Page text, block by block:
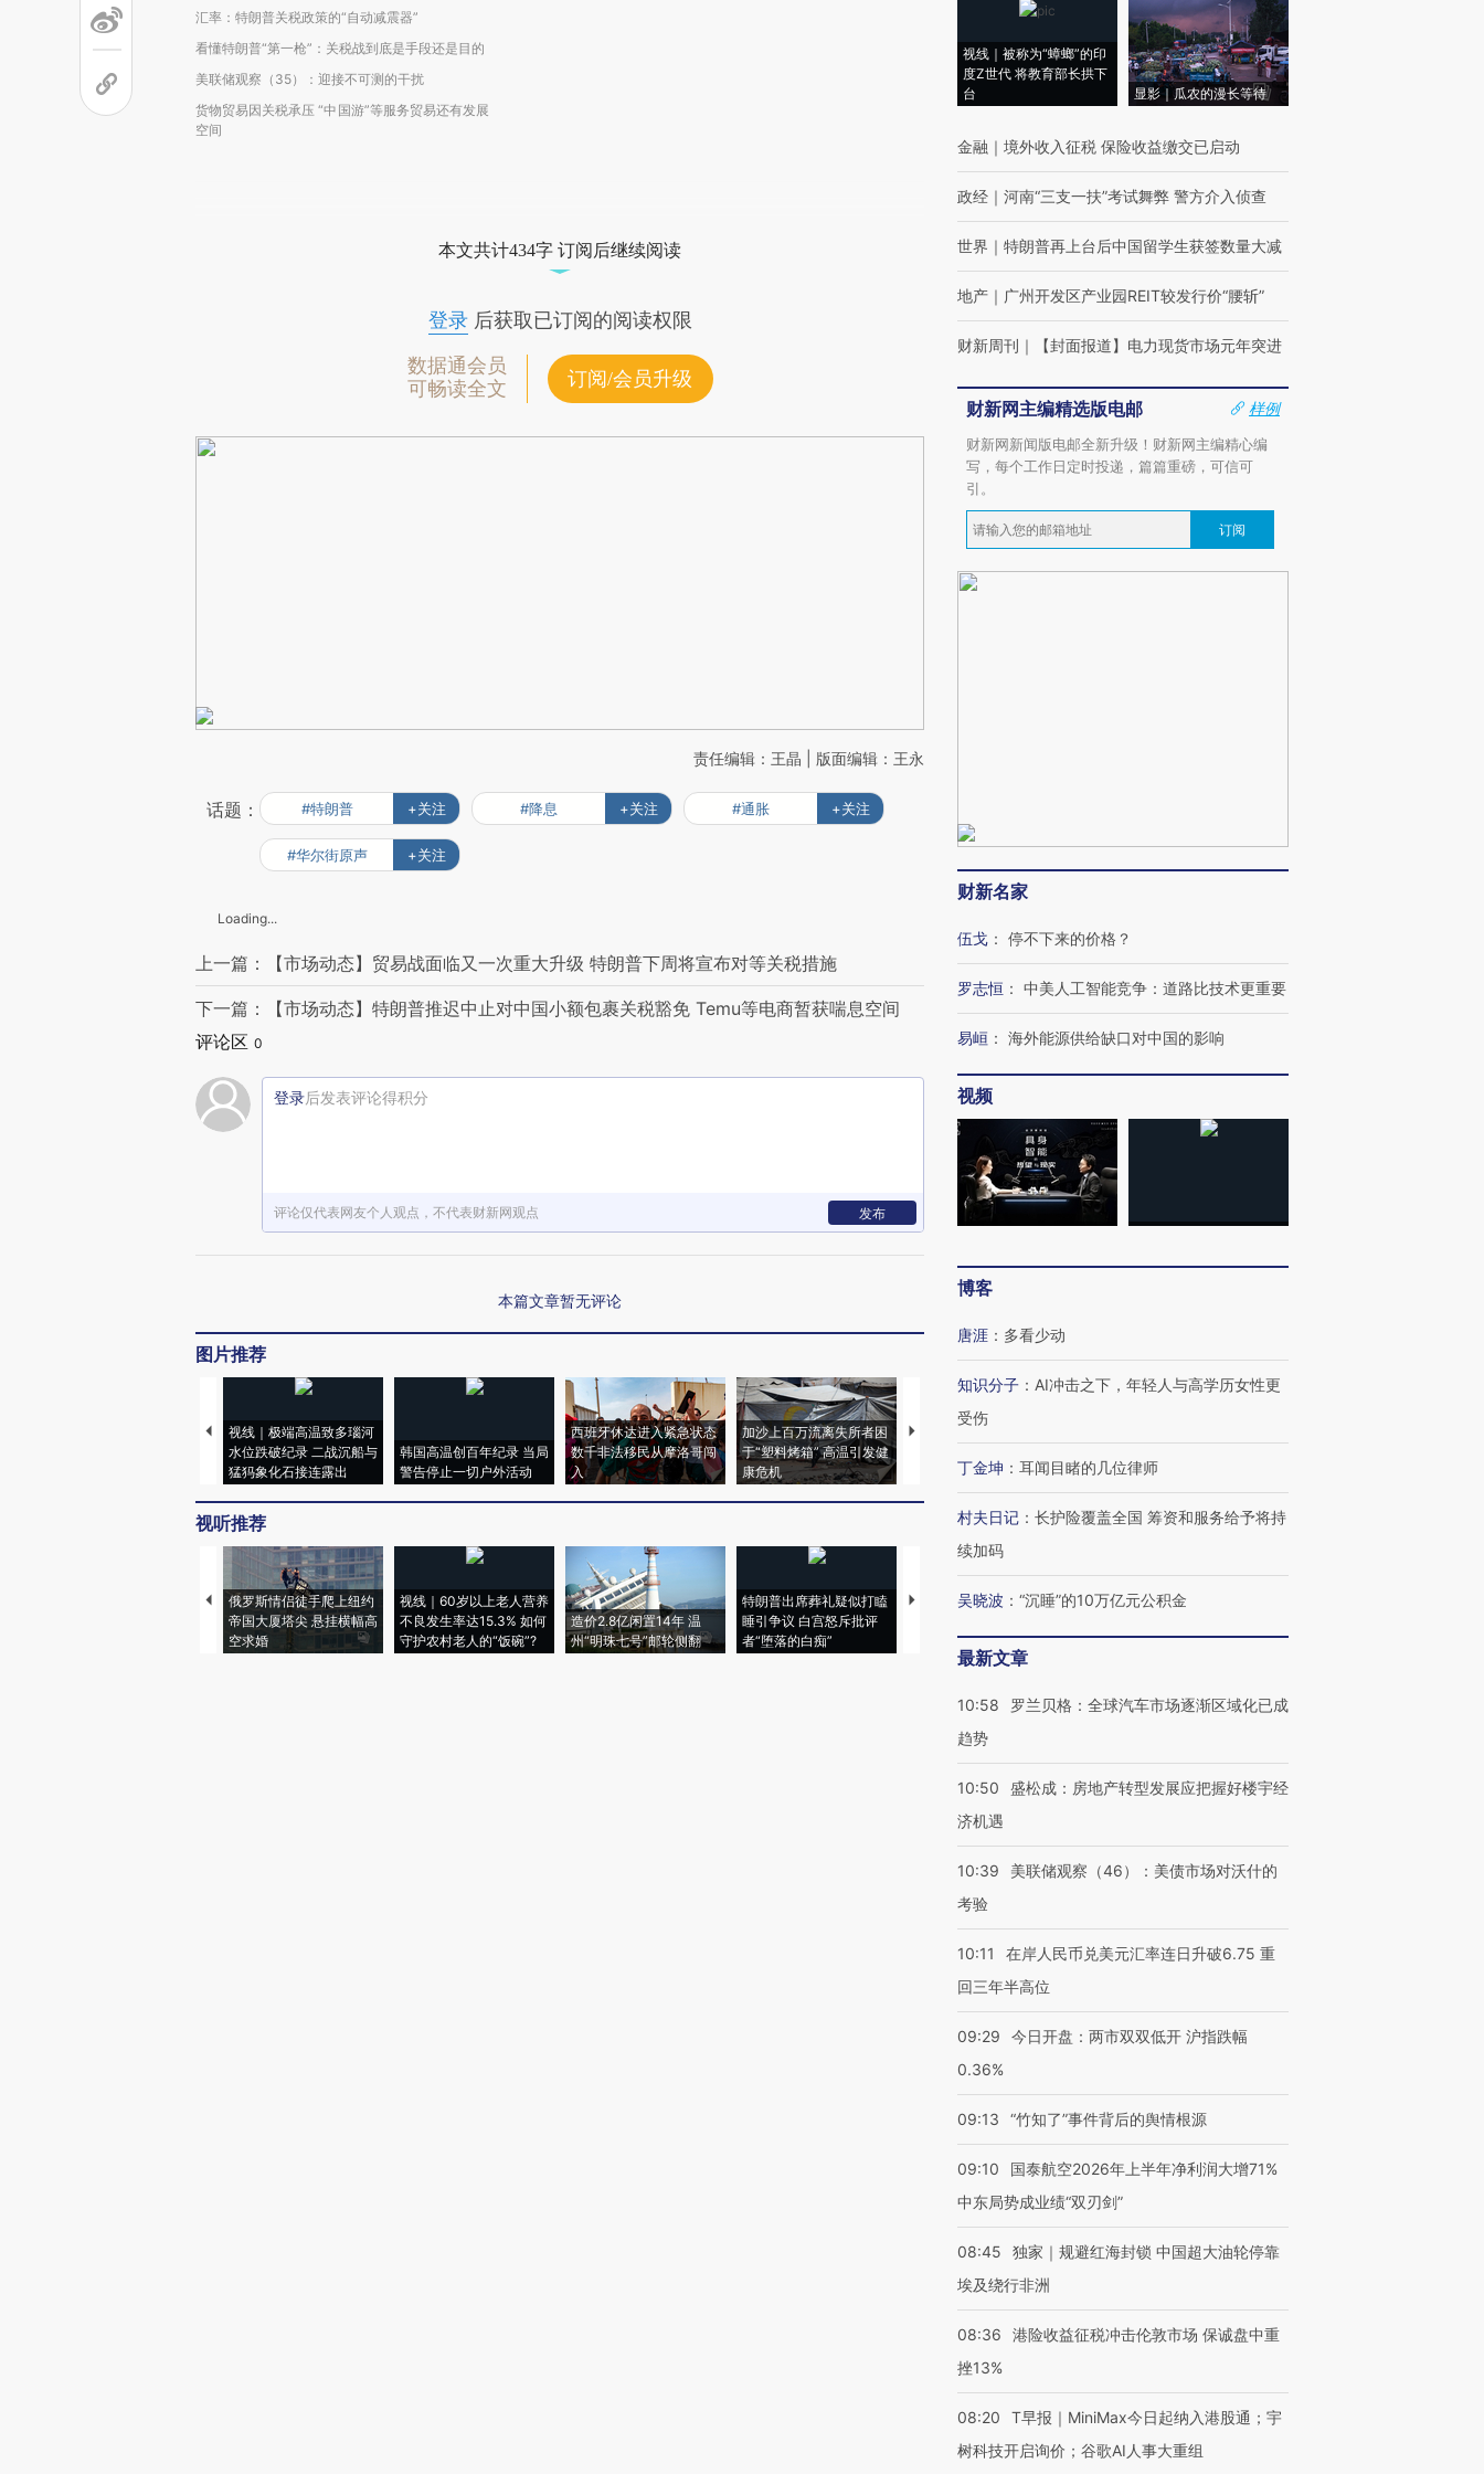
汇率：特朗普关税政策的“自动减震器”
看懂特朗普“第一枪”：关税战到底是手段还是目的
美联储观察（35）：迎接不可测的干扰
货物贸易因关税承压 “中国游”等服务贸易还有发展
空间
本文共计434字 订阅后继续阅读
登录后获取已订阅的阅读权限
数据通会员
可畅读全文
订阅/会员升级
责任编辑：王晶 | 版面编辑：王永
话题： #特朗普 +关注 #降息 +关注 #通胀 +关注
#华尔街原声 +关注
Loading...
上一篇：【市场动态】贸易战面临又一次重大升级 特朗普下周将宣布对等关税措施
下一篇：【市场动态】特朗普推迟中止对中国小额包裹关税豁免 Temu等电商暂获喘息空间
评论区 0
登录后发表评论得积分
评论仅代表网友个人观点，不代表财新网观点 发布
本篇文章暂无评论
图片推荐
视线｜极端高温致多瑙河
水位跌破纪录 二战沉船与
猛犸象化石接连露出
韩国高温创百年纪录 当局
警告停止一切户外活动
西班牙休达进入紧急状态
数千非法移民从摩洛哥闯
入
加沙上百万流离失所者困
于“塑料烤箱” 高温引发健
康危机
马航飞行员跨国走私7万
要防空导弹“救急”
视听推荐
俄罗斯情侣徒手爬上纽约
帝国大厦塔尖 悬挂横幅高
空求婚
视线｜60岁以上老人营养
不良发生率达15.3% 如何
守护农村老人的“饭碗”?
造价2.8亿闲置14年 温
州“明珠七号”邮轮侧翻
特朗普出席葬礼疑似打瞌
睡引争议 白宫怒斥批评
者“堕落的白痴”
视线｜全球最热百城独占
阿根廷3-0阿尔及利亚
兹奖得主的“非天才”拼图
视线｜被称为“蟑螂”的印
度Z世代 将教育部长拱下
台
显影｜瓜农的漫长等待
金融 ｜ 境外收入征税 保险收益缴交已启动
政经 ｜ 河南“三支一扶”考试舞弊 警方介入侦查
世界 ｜ 特朗普再上台后中国留学生获签数量大减
地产 ｜ 广州开发区产业园REIT较发行价“腰斩”
财新周刊 ｜ 【封面报道】电力现货市场元年突进
财新网主编精选版电邮
样例
财新网新闻版电邮全新升级！财新网主编精心编
写，每个工作日定时投递，篇篇重磅，可信可
引。
订阅
财新名家
伍戈 ： 停不下来的价格？
罗志恒 ： 中美人工智能竞争：道路比技术更重要
易峘 ： 海外能源供给缺口对中国的影响
视频
博客
唐涯 ： 多看少动
知识分子 ： AI冲击之下，年轻人与高学历女性更
受伤
丁金坤 ： 耳闻目睹的几位律师
村夫日记 ： 长护险覆盖全国 筹资和服务给予将持
续加码
吴晓波 ： “沉睡”的10万亿元公积金
最新文章
10:58
罗兰贝格：全球汽车市场逐渐区域化已成
趋势
10:50
盛松成：房地产转型发展应把握好楼宇经
济机遇
10:39
美联储观察（46）：美债市场对沃什的
考验
10:11
在岸人民币兑美元汇率连日升破6.75 重
回三年半高位
09:29
今日开盘：两市双双低开 沪指跌幅
0.36%
09:13 “竹知了”事件背后的舆情根源
09:10
国泰航空2026年上半年净利润大增71%
中东局势成业绩“双刃剑”
08:45
独家｜规避红海封锁 中国超大油轮停靠
埃及绕行非洲
08:36
港险收益征税冲击伦敦市场 保诚盘中重
挫13%
08:20
T早报｜MiniMax今日起纳入港股通；宇
树科技开启询价；谷歌AI人事大重组